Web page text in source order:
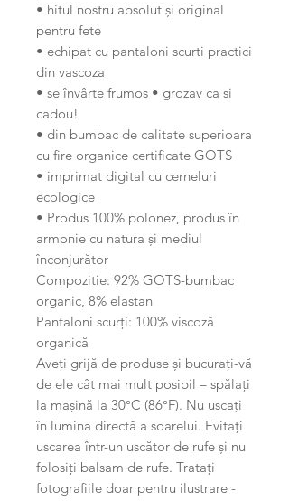
• hitul nostru absolut și original
pentru fete
• echipat cu pantaloni scurti practici
din vascoza
• se învârte frumos • grozav ca si
cadou!
• din bumbac de calitate superioara
cu fire organice certificate GOTS
• imprimat digital cu cerneluri
ecologice
• Produs 100% polonez, produs în
armonie cu natura și mediul
înconjurător
Compozitie: 92% GOTS-bumbac
organic, 8% elastan
Pantaloni scurți: 100% viscoză
organică
Aveți grijă de produse și bucurați-vă
de ele cât mai mult posibil – spălați
la mașină la 30°C (86°F). Nu uscați
în lumina directă a soarelui. Evitați
uscarea într-un uscător de rufe și nu
folosiți balsam de rufe. Tratați
fotografiile doar pentru ilustrare -